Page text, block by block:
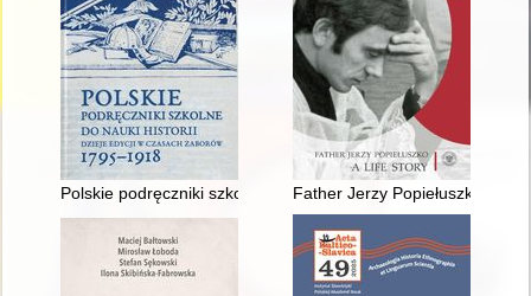
Polskie podręczniki szkolne do nauki historii : dzieje edycji w
Father Jerzy Popiełuszko : a